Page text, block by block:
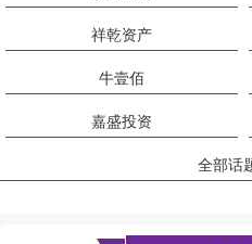
祥乾资产
牛壹佰
嘉盛投资
全部话